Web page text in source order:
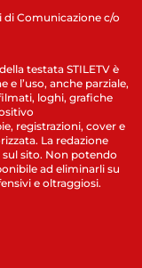
di Comunicazione c/o
testata STILETV è
l’uso, anche parziale,
loghi, grafiche
registrazioni, cover e
La redazione
sito. Non potendo
ad eliminarli su
e oltraggiosi.